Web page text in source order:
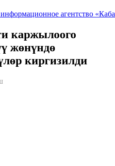
каржылоого
жөнүндө
киргизилди